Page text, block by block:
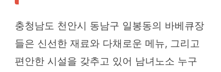
충청남도 천안시 동남구 일봉동의 바베큐장
들은 신선한 재료와 다채로운 메뉴, 그리고
편안한 시설을 갖추고 있어 남녀노소 누구